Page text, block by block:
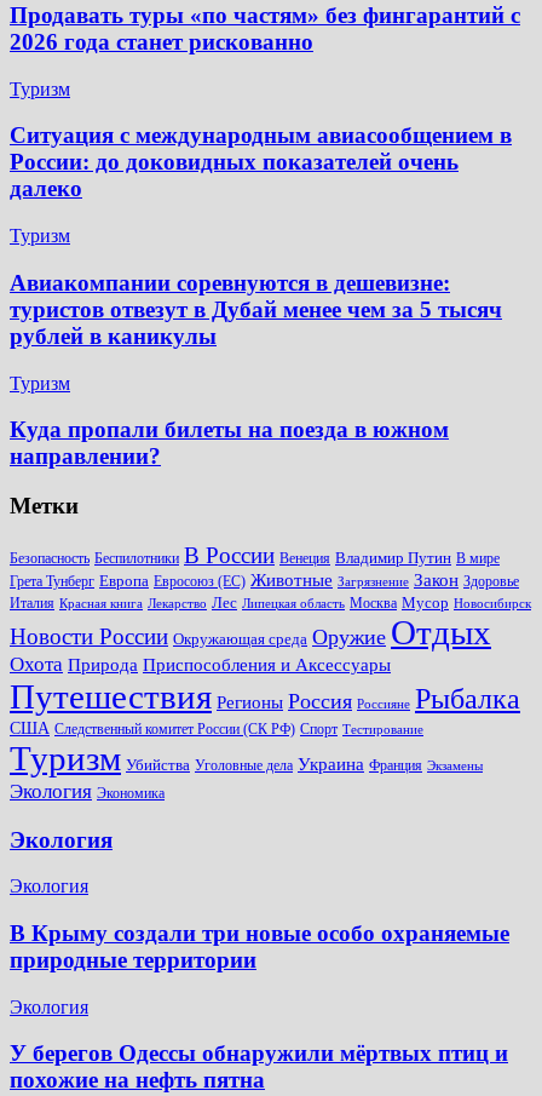
Продавать туры «по частям» без фингарантий с
2026 года станет рискованно
Туризм
Ситуация с международным авиасообщением в
России: до доковидных показателей очень
далеко
Туризм
Авиакомпании соревнуются в дешевизне:
туристов отвезут в Дубай менее чем за 5 тысяч
рублей в каникулы
Туризм
Куда пропали билеты на поезда в южном
направлении?
Метки
Безопасность Беспилотники В России Венеция Владимир Путин В мире
Грета Тунберг Европа Евросоюз (ЕС) Животные Загрязнение Закон Здоровье
Италия Красная книга Лекарство Лес Липецкая область Москва Мусор Новосибирск
Новости России Окружающая среда Оружие Отдых
Охота Природа Приспособления и Аксессуары
Путешествия Регионы Россия Россияне Рыбалка
США Следственный комитет России (СК РФ) Спорт Тестирование
Туризм Убийства Уголовные дела Украина Франция Экзамены
Экология Экономика
Экология
Экология
В Крыму создали три новые особо охраняемые
природные территории
Экология
У берегов Одессы обнаружили мёртвых птиц и
похожие на нефть пятна